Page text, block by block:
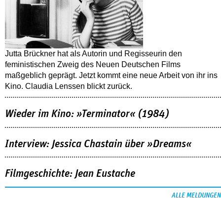
Jutta Brückner hat als Autorin und Regisseurin den
feministischen Zweig des Neuen Deutschen Films
maßgeblich geprägt. Jetzt kommt eine neue Arbeit von ihr ins
Kino. Claudia Lenssen blickt zurück.
Wieder im Kino: »Terminator« (1984)
Interview: Jessica Chastain über »Dreams«
Filmgeschichte: Jean Eustache
ALLE MELDUNGEN